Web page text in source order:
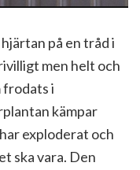
på en tråd i
men helt och
frodats i
kämpar
exploderat och
ska vara. Den